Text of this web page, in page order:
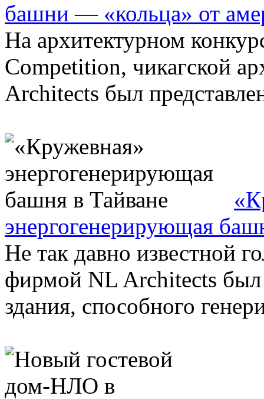
башни — «кольца» от
На архитектурном
Competition, чикагской
Architects был
энергогенерирующая
Не так давно известной
фирмой NL Architects был
здания, способного